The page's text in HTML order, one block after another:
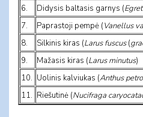
6.
Didysis baltasis garnys (
7.
Paprastoji pempė (Vanellus
8.
Silkinis kiras (Larus fuscus(
9.
Mažasis kiras (Larus minutus)
10. Uolinis kalviukas (Anthus
11. Riešutinė (Nucifraga